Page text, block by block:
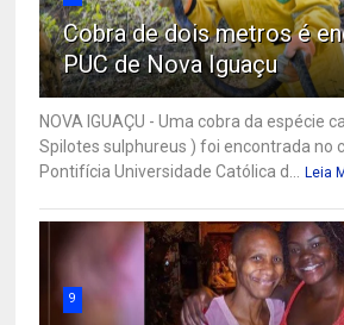
Cobra de dois metros é
PUC de Nova Iguaçu
NOVA IGUAÇU - Uma cobra da espécie
Spilotes sulphureus ) foi encontrada no
Pontifícia Universidade Católica d... Leia
9